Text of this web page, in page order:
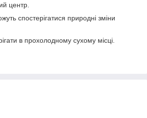
центр.
спостерігатися природні зміни
в прохолодному сухому місці.